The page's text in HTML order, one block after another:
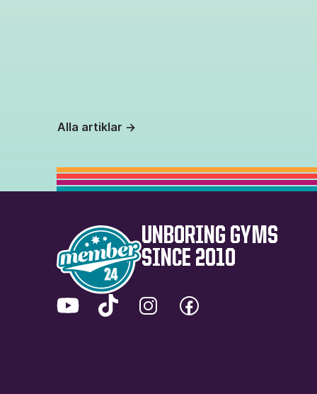
Alla artiklar
UNBORING GYMS
SINCE 2010